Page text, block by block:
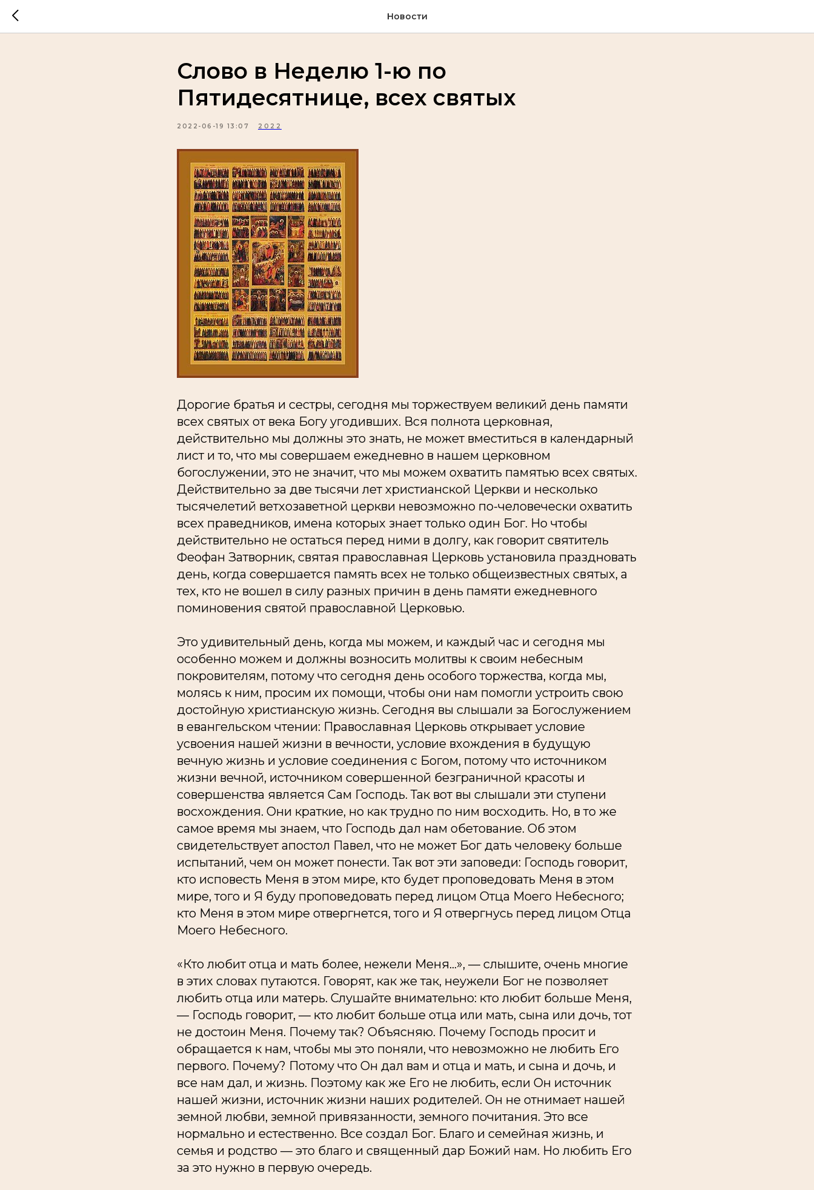
Новости
Слово в Неделю 1-ю по
Пятидесятнице, всех святых
2022-06-19 13:07 2022
Дорогие братья и сестры, сегодня мы торжествуем великий день памяти
всех святых от века Богу угодивших. Вся полнота церковная,
действительно мы должны это знать, не может вместиться в календарный
лист и то, что мы совершаем ежедневно в нашем церковном
богослужении, это не значит, что мы можем охватить памятью всех святых.
Действительно за две тысячи лет христианской Церкви и несколько
тысячелетий ветхозаветной церкви невозможно по-человечески охватить
всех праведников, имена которых знает только один Бог. Но чтобы
действительно не остаться перед ними в долгу, как говорит святитель
Феофан Затворник, святая православная Церковь установила праздновать
день, когда совершается память всех не только общеизвестных святых, а
тех, кто не вошел в силу разных причин в день памяти ежедневного
поминовения святой православной Церковью.
Это удивительный день, когда мы можем, и каждый час и сегодня мы
особенно можем и должны возносить молитвы к своим небесным
покровителям, потому что сегодня день особого торжества, когда мы,
молясь к ним, просим их помощи, чтобы они нам помогли устроить свою
достойную христианскую жизнь. Сегодня вы слышали за Богослужением
в евангельском чтении: Православная Церковь открывает условие
усвоения нашей жизни в вечности, условие вхождения в будущую
вечную жизнь и условие соединения с Богом, потому что источником
жизни вечной, источником совершенной безграничной красоты и
совершенства является Сам Господь. Так вот вы слышали эти ступени
восхождения. Они краткие, но как трудно по ним восходить. Но, в то же
самое время мы знаем, что Господь дал нам обетование. Об этом
свидетельствует апостол Павел, что не может Бог дать человеку больше
испытаний, чем он может понести. Так вот эти заповеди: Господь говорит,
кто исповесть Меня в этом мире, кто будет проповедовать Меня в этом
мире, того и Я буду проповедовать перед лицом Отца Моего Небесного;
кто Меня в этом мире отвергнется, того и Я отвергнусь перед лицом Отца
Моего Небесного.
«Кто любит отца и мать более, нежели Меня…», — слышите, очень многие
в этих словах путаются. Говорят, как же так, неужели Бог не позволяет
любить отца или матерь. Слушайте внимательно: кто любит больше Меня,
— Господь говорит, — кто любит больше отца или мать, сына или дочь, тот
не достоин Меня. Почему так? Объясняю. Почему Господь просит и
обращается к нам, чтобы мы это поняли, что невозможно не любить Его
первого. Почему? Потому что Он дал вам и отца и мать, и сына и дочь, и
все нам дал, и жизнь. Поэтому как же Его не любить, если Он источник
нашей жизни, источник жизни наших родителей. Он не отнимает нашей
земной любви, земной привязанности, земного почитания. Это все
нормально и естественно. Все создал Бог. Благо и семейная жизнь, и
семья и родство — это благо и священный дар Божий нам. Но любить Его
за это нужно в первую очередь.